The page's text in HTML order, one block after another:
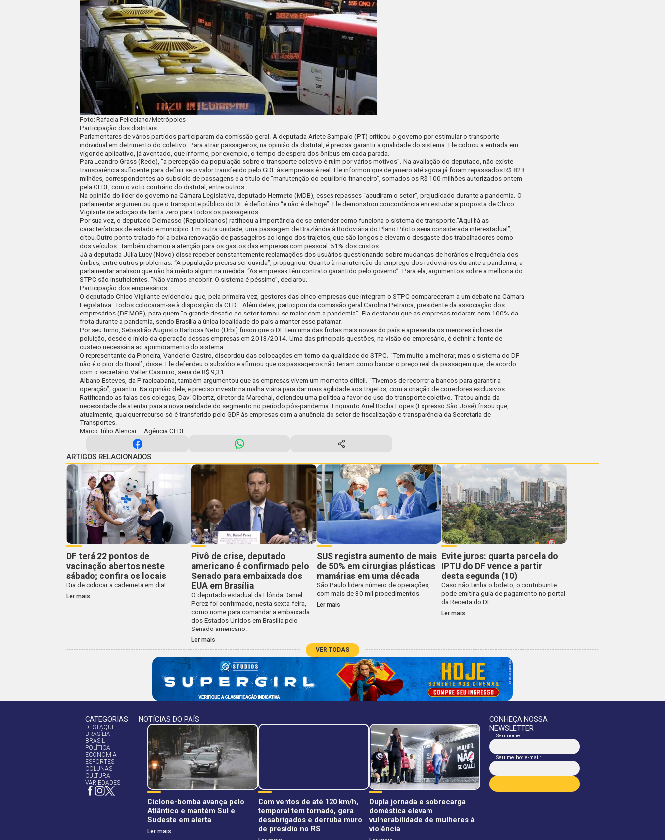
Foto: Rafaela Felicciano/Metrópoles
Participação dos distritais
Parlamentares de vários partidos participaram da comissão geral. A deputada Arlete Sampaio (PT) criticou o governo por estimular o transporte
individual em detrimento do coletivo. Para atrair passageiros, na opinião da distrital, é precisa garantir a qualidade do sistema. Ele cobrou a entrada em
vigor de aplicativo, já aventado, que informe, por exemplo, o tempo de espera dos ônibus em cada parada.
Para Leandro Grass (Rede), “a percepção da população sobre o transporte coletivo é ruim por vários motivos”. Na avaliação do deputado, não existe
transparência suficiente para definir se o valor transferido pelo GDF às empresas é real. Ele informou que de janeiro até agora já foram repassados R$ 828
milhões, correspondentes ao subsídio de passagens e a título de “manutenção do equilíbrio financeiro”, somados os R$ 100 milhões autorizados ontem
pela CLDF, com o voto contrário do distrital, entre outros.
Na opinião do líder do governo na Câmara Legislativa, deputado Hermeto (MDB), esses repasses “acudiram o setor”, prejudicado durante a pandemia. O
parlamentar argumentou que o transporte público do DF é deficitário “e não é de hoje”. Ele demonstrou concordância em estudar a proposta de Chico
Vigilante de adoção da tarifa zero para todos os passageiros.
Por sua vez, o deputado Delmasso (Republicanos) ratificou a importância de se entender como funciona o sistema de transporte.“Aqui há as
características de estado e município. Em outra unidade, uma passagem de Brazlândia à Rodoviária do Plano Piloto seria considerada interestadual”,
citou.Outro ponto tratado foi a baixa renovação de passageiros ao longo dos trajetos, que são longos e elevam o desgaste dos trabalhadores como
dos veículos. Também chamou a atenção para os gastos das empresas com pessoal: 51% dos custos.
Já a deputada Júlia Lucy (Novo) disse receber constantemente reclamações dos usuários questionando sobre mudanças de horários e frequência dos
ônibus, entre outros problemas. “A população precisa ser ouvida”, propugnou. Quanto à manutenção do emprego dos rodoviários durante a pandemia, a
parlamentar analisou que não há mérito algum na medida: “As empresas têm contrato garantido pelo governo”. Para ela, argumentos sobre a melhoria do
STPC são insuficientes. “Não vamos encobrir. O sistema é péssimo”, declarou.
Participação dos empresários
O deputado Chico Vigilante evidenciou que, pela primeira vez, gestores das cinco empresas que integram o STPC compareceram a um debate na Câmara
Legislativa. Todos colocaram-se à disposição da CLDF. Além deles, participou da comissão geral Carolina Petrarca, presidente da associação dos
empresários (DF MOB), para quem “o grande desafio do setor tornou-se maior com a pandemia”. Ela destacou que as empresas rodaram com 100% da
frota durante a pandemia, sendo Brasília a única localidade do país a manter esse patamar.
Por seu turno, Sebastião Augusto Barbosa Neto (Urbi) frisou que o DF tem uma das frotas mais novas do país e apresenta os menores índices de
poluição, desde o início da operação dessas empresas em 2013/2014. Uma das principais questões, na visão do empresário, é definir a fonte de
custeio necessária ao aprimoramento do sistema.
O representante da Pioneira, Vanderlei Castro, discordou das colocações em torno da qualidade do STPC. “Tem muito a melhorar, mas o sistema do DF
não é o pior do Brasil”, disse. Ele defendeu o subsídio e afirmou que os passageiros não teriam como bancar o preço real da passagem que, de acordo
com o secretário Valter Casimiro, seria de R$ 9,31.
Albano Esteves, da Piracicabana, também argumentou que as empresas vivem um momento difícil. “Tivemos de recorrer a bancos para garantir a
operação”, garantiu. Na opinião dele, é preciso investir na malha viária para dar mais agilidade aos trajetos, com a criação de corredores exclusivos.
Ratificando as falas dos colegas, Davi Olbertz, diretor da Marechal, defendeu uma política a favor do uso do transporte coletivo. Tratou ainda da
necessidade de atentar para a nova realidade do segmento no período pós-pandemia. Enquanto Ariel Rocha Lopes (Expresso São José) frisou que,
atualmente, qualquer recurso só é transferido pelo GDF às empresas com a anuência do setor de fiscalização e transparência da Secretaria de
Transportes.
Marco Túlio Alencar – Agência CLDF
ARTIGOS RELACIONADOS
DF terá 22 pontos de
vacinação abertos neste
sábado; confira os locais
Dia de colocar a caderneta em dia!
Ler mais
Pivô de crise, deputado
americano é confirmado pelo
Senado para embaixada dos
EUA em Brasília
O deputado estadual da Flórida Daniel
Perez foi confirmado, nesta sexta-feira,
como nome para comandar a embaixada
dos Estados Unidos em Brasília pelo
Senado americano.
Ler mais
SUS registra aumento de mais
de 50% em cirurgias plásticas
mamárias em uma década
São Paulo lidera número de operações,
com mais de 30 mil procedimentos
Ler mais
Evite juros: quarta parcela do
IPTU do DF vence a partir
desta segunda (10)
Caso não tenha o boleto, o contribuinte
pode emitir a guia de pagamento no portal
da Receita do DF
Ler mais
VER TODAS
CATEGORIAS
DESTAQUE
BRASÍLIA
BRASIL
POLÍTICA
ECONOMIA
ESPORTES
COLUNAS
CULTURA
VARIEDADES
NOTÍCIAS DO PAÍS
Ciclone-bomba avança pelo
Atlântico e mantém Sul e
Sudeste em alerta
Ler mais
Com ventos de até 120 km/h,
temporal tem tornado, gera
desabrigados e derruba muro
de presídio no RS
Dupla jornada e sobrecarga
doméstica elevam
vulnerabilidade de mulheres à
violência
CONHEÇA NOSSA
NEWSLETTER
Seu nome:
Seu melhor e-mail: